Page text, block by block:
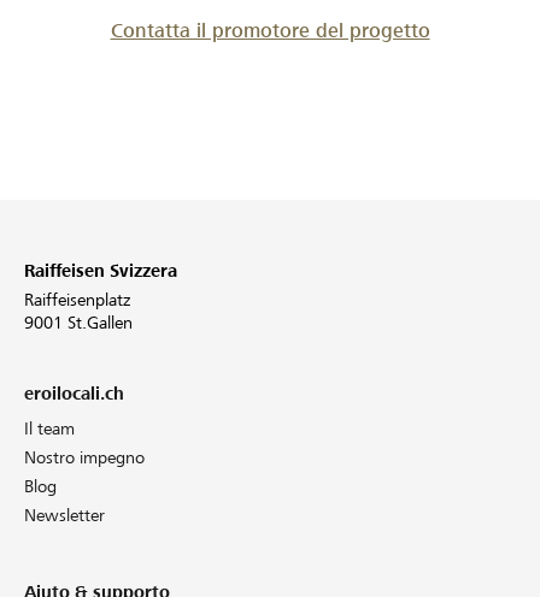
Contatta il promotore del progetto
Raiffeisen Svizzera
Raiffeisenplatz
9001 St.Gallen
eroilocali.ch
Il team
Nostro impegno
Blog
Newsletter
Aiuto & supporto